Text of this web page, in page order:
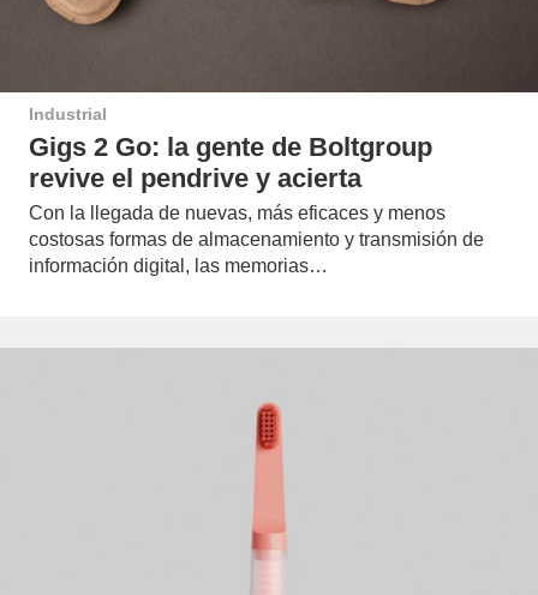
Industrial
Gigs 2 Go: la gente de Boltgroup
revive el pendrive y acierta
Con la llegada de nuevas, más eficaces y menos
costosas formas de almacenamiento y transmisión de
información digital, las memorias…